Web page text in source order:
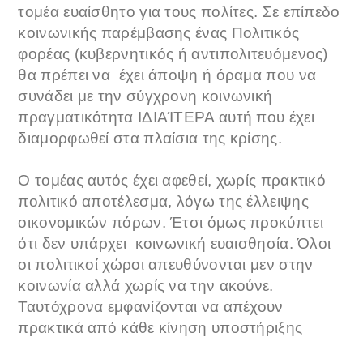
τομέα ευαίσθητο για τους πολίτες. Σε επίπεδο
κοινωνικής παρέμβασης ένας Πολιτικός
φορέας (κυβερνητικός ή αντιπολιτευόμενος)
θα πρέπει να έχει άποψη ή όραμα που να
συνάδει με την σύγχρονη κοινωνική
πραγματικότητα ΙΔΙΑΊΤΕΡΑ αυτή που έχει
διαμορφωθεί στα πλαίσια της κρίσης.
Ο τομέας αυτός έχει αφεθεί, χωρίς πρακτικό
πολιτικό αποτέλεσμα, λόγω της έλλειψης
οικονομικών πόρων. Έτσι όμως προκύπτει
ότι δεν υπάρχει κοινωνική ευαισθησία. Όλοι
οι πολιτικοί χώροι απευθύνονται μεν στην
κοινωνία αλλά χωρίς να την ακούνε.
Ταυτόχρονα εμφανίζονται να απέχουν
πρακτικά από κάθε κίνηση υποστήριξης